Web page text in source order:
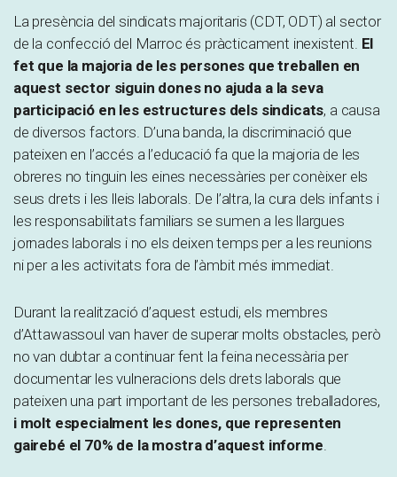
La presència del sindicats majoritaris (CDT, ODT) al sector
de la confecció del Marroc és pràcticament inexistent. El
fet que la majoria de les persones que treballen en
aquest sector siguin dones no ajuda a la seva
participació en les estructures dels sindicats, a causa
de diversos factors. D’una banda, la discriminació que
pateixen en l’accés a l’educació fa que la majoria de les
obreres no tinguin les eines necessàries per conèixer els
seus drets i les lleis laborals. De l’altra, la cura dels infants i
les responsabilitats familiars se sumen a les llargues
jornades laborals i no els deixen temps per a les reunions
ni per a les activitats fora de l’àmbit més immediat.
Durant la realització d’aquest estudi, els membres
d’Attawassoul van haver de superar molts obstacles, però
no van dubtar a continuar fent la feina necessària per
documentar les vulneracions dels drets laborals que
pateixen una part important de les persones treballadores,
i molt especialment les dones, que representen
gairebé el 70% de la mostra d’aquest informe